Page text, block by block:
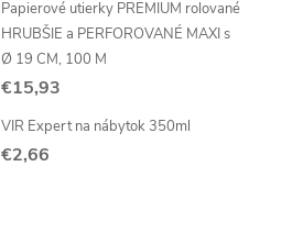
Papierové utierky PREMIUM rolované
HRUBŠIE a PERFOROVANÉ MAXI s
Ø 19 CM, 100 M
€15,93
VIR Expert na nábytok 350ml
€2,66